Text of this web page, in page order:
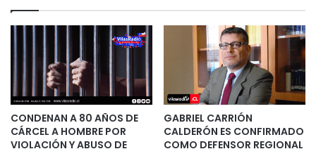
CONDENAN A 80 AÑOS DE
CÁRCEL A HOMBRE POR
VIOLACIÓN Y ABUSO DE
GABRIEL CARRIÓN
CALDERÓN ES CONFIRMADO
COMO DEFENSOR REGIONAL